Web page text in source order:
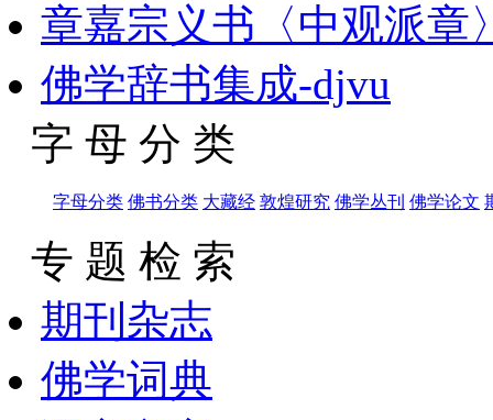
章嘉宗义书〈中观派章
佛学辞书集成-djvu
字 母 分 类
字母分类 佛书分类 大藏经 敦煌研究 佛学丛刊 佛学论文
专 题 检 索
期刊杂志
佛学词典